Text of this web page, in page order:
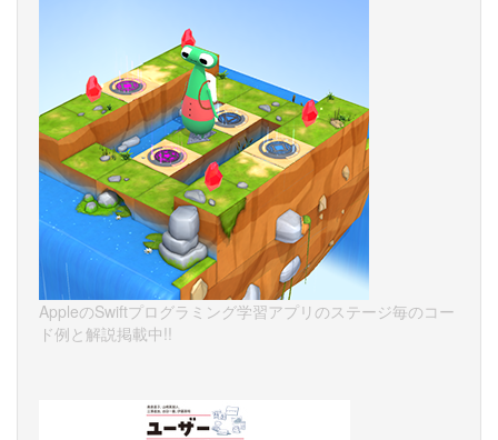
AppleのSwiftプログラミング学習アプリのステージ毎のコー
ド例と解説掲載中!!